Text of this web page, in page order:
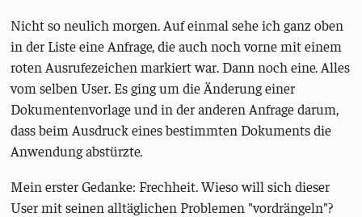
Nicht so neulich morgen. Auf einmal sehe ich ganz oben
in der Liste eine Anfrage, die auch noch vorne mit einem
roten Ausrufezeichen markiert war. Dann noch eine. Alles
vom selben User. Es ging um die Änderung einer
Dokumentenvorlage und in der anderen Anfrage darum,
dass beim Ausdruck eines bestimmten Dokuments die
Anwendung abstürzte.
Mein erster Gedanke: Frechheit. Wieso will sich dieser
User mit seinen alltäglichen Problemen "vordrängeln"?